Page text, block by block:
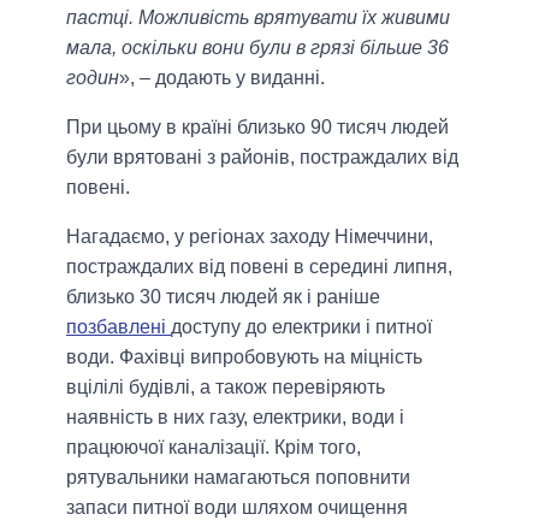
пастці. Можливість врятувати їх живими
мала, оскільки вони були в грязі більше 36
годин», – додають у виданні.
При цьому в країні близько 90 тисяч людей
були врятовані з районів, постраждалих від
повені.
Нагадаємо, у регіонах заходу Німеччини,
постраждалих від повені в середині липня,
близько 30 тисяч людей як і раніше
позбавлені доступу до електрики і питної
води. Фахівці випробовують на міцність
вцілілі будівлі, а також перевіряють
наявність в них газу, електрики, води і
працюючої каналізації. Крім того,
рятувальники намагаються поповнити
запаси питної води шляхом очищення